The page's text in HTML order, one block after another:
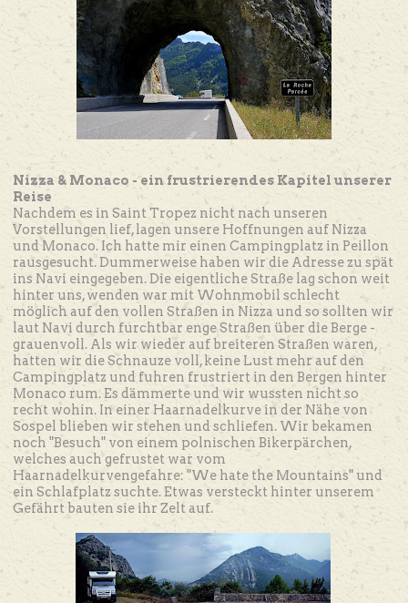
Nizza & Monaco - ein frustrierendes Kapitel unserer
Reise
Nachdem es in Saint Tropez nicht nach unseren
Vorstellungen lief, lagen unsere Hoffnungen auf Nizza
und Monaco. Ich hatte mir einen Campingplatz in Peillon
rausgesucht. Dummerweise haben wir die Adresse zu spät
ins Navi eingegeben. Die eigentliche Straße lag schon weit
hinter uns, wenden war mit Wohnmobil schlecht
möglich auf den vollen Straßen in Nizza und so sollten wir
laut Navi durch furchtbar enge Straßen über die Berge -
grauenvoll. Als wir wieder auf breiteren Straßen waren,
hatten wir die Schnauze voll, keine Lust mehr auf den
Campingplatz und fuhren frustriert in den Bergen hinter
Monaco rum. Es dämmerte und wir wussten nicht so
recht wohin. In einer Haarnadelkurve in der Nähe von
Sospel blieben wir stehen und schliefen. Wir bekamen
noch "Besuch" von einem polnischen Bikerpärchen,
welches auch gefrustet war vom
Haarnadelkurvengefahre: "We hate the Mountains" und
ein Schlafplatz suchte. Etwas versteckt hinter unserem
Gefährt bauten sie ihr Zelt auf.